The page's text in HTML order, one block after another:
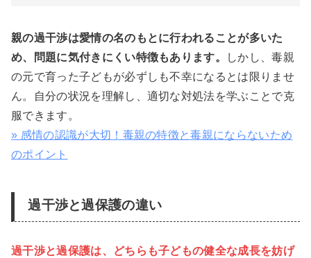
親の過干渉は愛情の名のもとに行われることが多いた
め、問題に気付きにくい特徴もあります。
しかし、毒親
の元で育った子どもが必ずしも不幸になるとは限りませ
ん。自分の状況を理解し、適切な対処法を学ぶことで克
服できます。
» 感情の認識が大切！毒親の特徴と毒親にならないため
のポイント
過干渉と過保護の違い
過干渉と過保護は、どちらも子どもの健全な成長を妨げ